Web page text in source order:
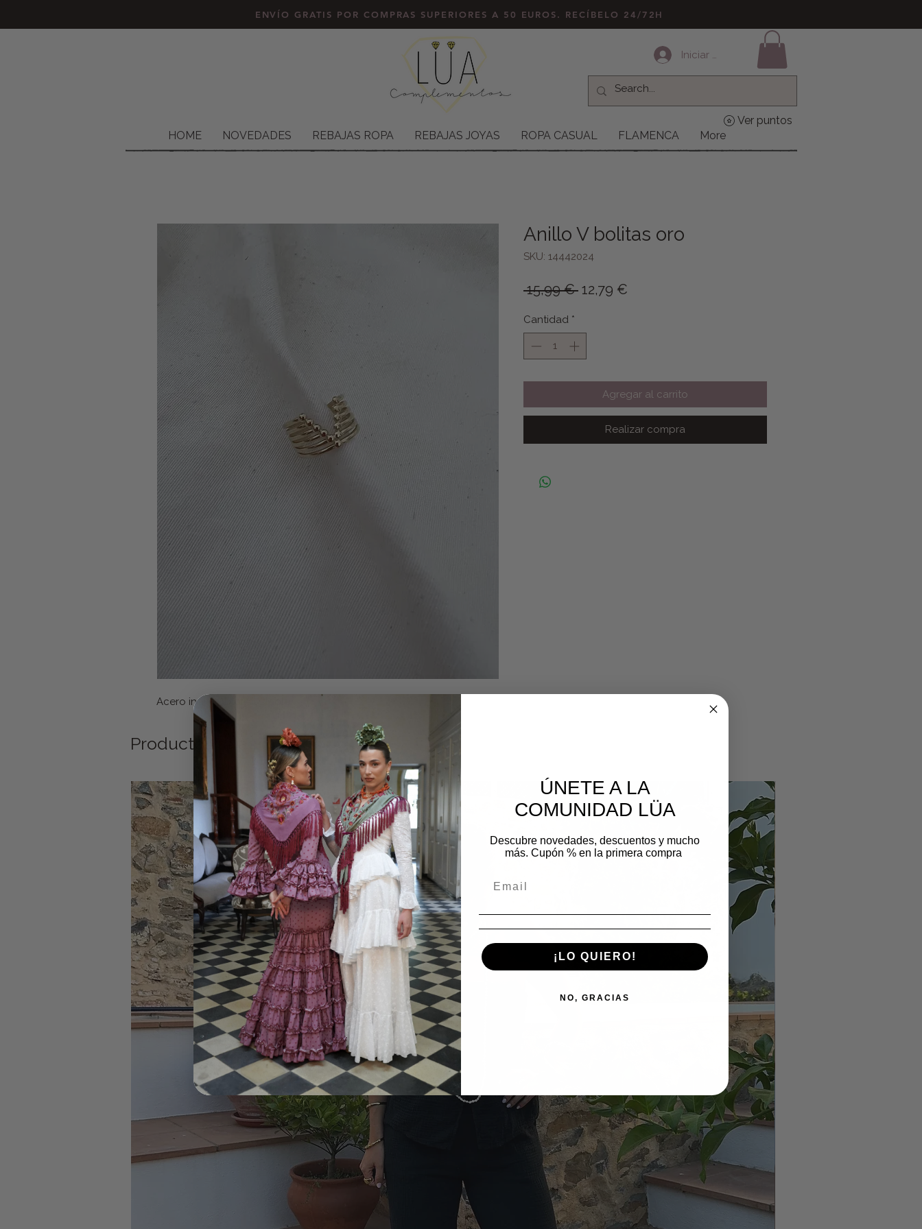
ENVÍO GRATIS POR COMPRAS SUPERIORES A 50 EUROS. RECÍBELO 24/72H
Iniciar sesión
HOME NOVEDADES REBAJAS ROPA REBAJAS JOYAS ROPA CASUAL FLAMENCA More
Ver puntos
Acero inoxidable. Ajustable
Anillo V bolitas oro
SKU: 14442024
15,99 € Precio
12,79 €
Cantidad *
Agregar al carrito
Realizar compra
Productos relacionados
ÚNETE A LA
COMUNIDAD LÜA
Descubre novedades, descuentos y mucho
más. Cupón % en la primera compra
¡LO QUIERO!
NO, GRACIAS